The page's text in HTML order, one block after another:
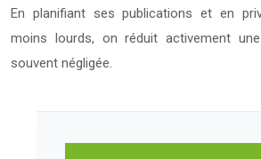
En planifiant ses publications et en
moins lourds, on réduit activement
souvent négligée.